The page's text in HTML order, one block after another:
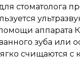
стоматолога
аппарата
зуба или
счищаются с